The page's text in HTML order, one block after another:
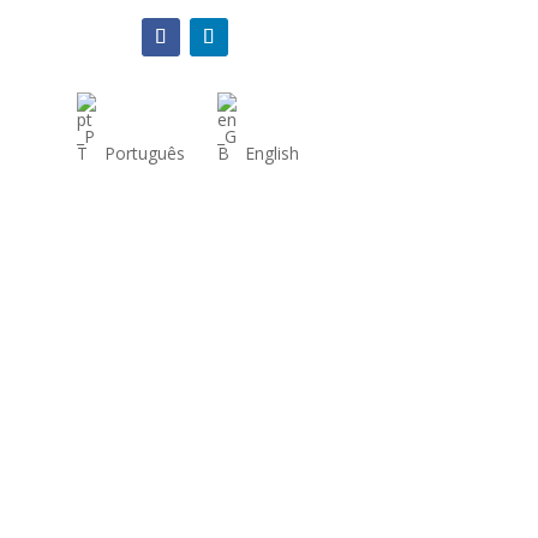
Português English